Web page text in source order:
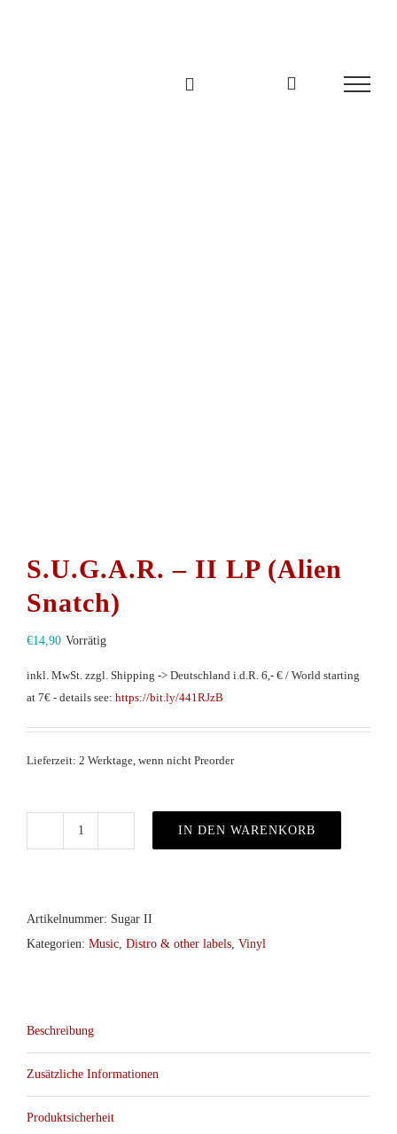
S.U.G.A.R. – II LP (Alien
Snatch)
€14,90 Vorrätig
inkl. MwSt. zzgl. Shipping -> Deutschland i.d.R. 6,- € / World starting
at 7€ - details see: https://bit.ly/441RJzB
Lieferzeit: 2 Werktage, wenn nicht Preorder
LP
(Alien
IN DEN WARENKORB
Artikelnummer: Sugar II
Kategorien: Music Distro & other labels Vinyl
Beschreibung
Zusätzliche Informationen
Produktsicherheit